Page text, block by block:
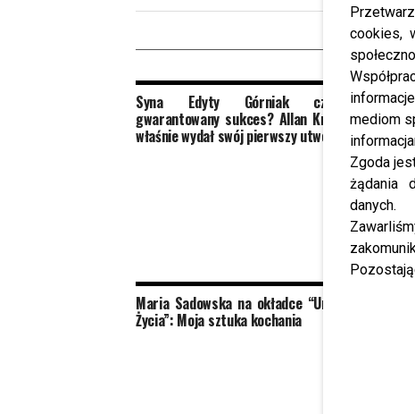
cookies,
mediom
Zgoda
żądania
danych.
Syna Edyty Górniak czeka
gwarantowany sukces? Allan Krupa
właśnie wydał swój pierwszy utwór!
Edyta
Maria Sadowska na okładce “Urody
Życia”: Moja sztuka kochania